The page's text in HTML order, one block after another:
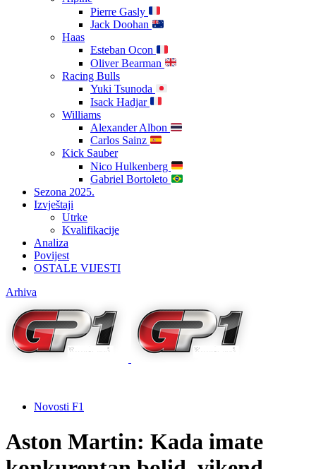
Pierre Gasly
Jack Doohan
Haas
Esteban Ocon
Oliver Bearman
Racing Bulls
Yuki Tsunoda
Isack Hadjar
Williams
Alexander Albon
Carlos Sainz
Kick Sauber
Nico Hulkenberg
Gabriel Bortoleto
Sezona 2025.
Izvještaji
Utrke
Kvalifikacije
Analiza
Povijest
OSTALE VIJESTI
Arhiva
Novosti F1
Aston Martin: Kada imate